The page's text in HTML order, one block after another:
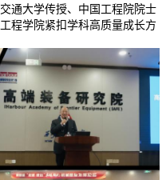
通大学传授、中国工程院院士
程学院紧扣学科高质量成长方